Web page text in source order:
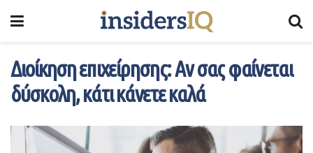
Διοίκηση επιχείρησης: Αν σας φαίνεται
δύσκολη, κάτι κάνετε καλά